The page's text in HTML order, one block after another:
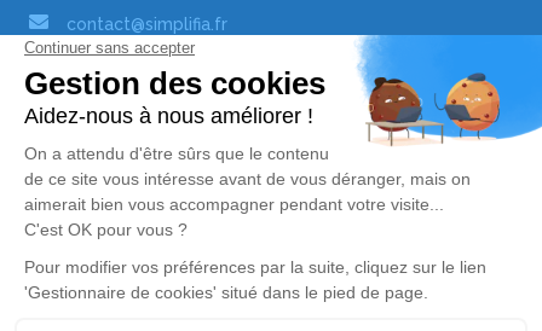
contact@simplifia.fr
Réseaux sociaux
Liens utiles
Publier un avis de décès
Signaler un abus/une erreur